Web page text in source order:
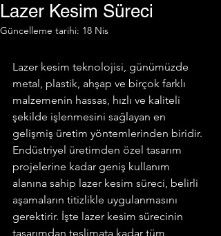
Lazer Kesim Süreci
Güncelleme tarihi: 18 Nis
Lazer kesim teknolojisi, günümüzde
metal, plastik, ahşap ve birçok farklı
malzemenin hassas, hızlı ve kaliteli
şekilde işlenmesini sağlayan en
gelişmiş üretim yöntemlerinden biridir.
Endüstriyel üretimden özel tasarım
projelerine kadar geniş kullanım
alanına sahip lazer kesim süreci, belirli
aşamaların titizlikle uygulanmasını
gerektirir. İşte lazer kesim sürecinin
tasarımdan teslimata kadar tüm